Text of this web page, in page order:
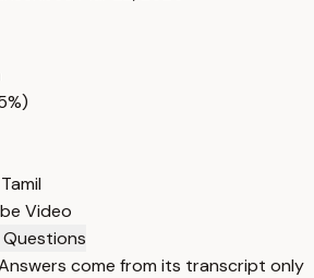
Video
Questions
come from its transcript only